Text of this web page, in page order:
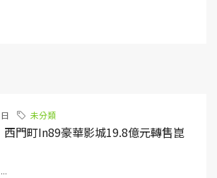
未分類
門町in89豪華影城19.8億元轉售崑